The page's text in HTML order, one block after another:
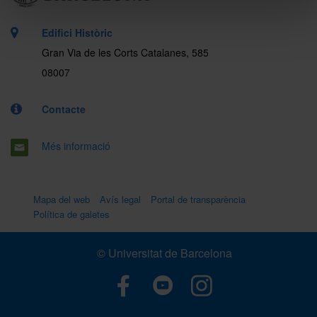
Edifici Històric
Gran Via de les Corts Catalanes, 585
08007
Contacte
Més informació
Mapa del web Avís legal
Portal de transparència
Política de galetes
© Universitat de Barcelona